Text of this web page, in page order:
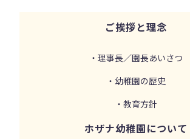
ご挨拶と理念
・理事長／園長あいさつ
・幼稚園の歴史
・教育方針
ホザナ幼稚園について